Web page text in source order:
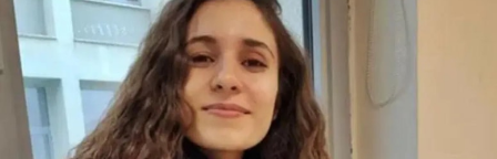
Tunceli’de 5 Ocak 2020’den bu yana kayıp olan ve
yıllar sonra cinayete kurban gittiği ortaya çıkan
Gülistan Doku dosyasında yeni bir gelişme
yaşandı. Ailenin avukatı Ali Çimen, soruşturmada
adli kontrol şartıyla serbest bırakılan